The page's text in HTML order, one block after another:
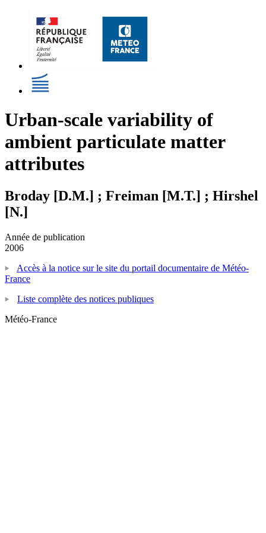
Urban-scale variability of
ambient particulate matter
attributes
Broday [D.M.] ; Freiman [M.T.] ; Hirshel
[N.]
Année de publication
2006
Accès à la notice sur le site du portail documentaire de Météo-
France
Liste complète des notices publiques
Météo-France